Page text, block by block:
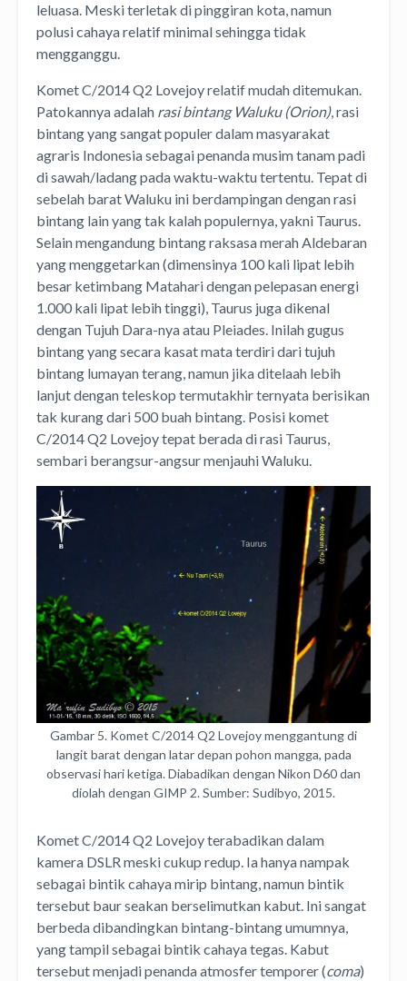
leluasa. Meski terletak di pinggiran kota, namun
polusi cahaya relatif minimal sehingga tidak
mengganggu.
Komet C/2014 Q2 Lovejoy relatif mudah ditemukan.
Patokannya adalah rasi bintang Waluku (Orion), rasi
bintang yang sangat populer dalam masyarakat
agraris Indonesia sebagai penanda musim tanam padi
di sawah/ladang pada waktu-waktu tertentu. Tepat di
sebelah barat Waluku ini berdampingan dengan rasi
bintang lain yang tak kalah populernya, yakni Taurus.
Selain mengandung bintang raksasa merah Aldebaran
yang menggetarkan (dimensinya 100 kali lipat lebih
besar ketimbang Matahari dengan pelepasan energi
1.000 kali lipat lebih tinggi), Taurus juga dikenal
dengan Tujuh Dara-nya atau Pleiades. Inilah gugus
bintang yang secara kasat mata terdiri dari tujuh
bintang lumayan terang, namun jika ditelaah lebih
lanjut dengan teleskop termutakhir ternyata berisikan
tak kurang dari 500 buah bintang. Posisi komet
C/2014 Q2 Lovejoy tepat berada di rasi Taurus,
sembari berangsur-angsur menjauhi Waluku.
Gambar 5. Komet C/2014 Q2 Lovejoy menggantung di
langit barat dengan latar depan pohon mangga, pada
observasi hari ketiga. Diabadikan dengan Nikon D60 dan
diolah dengan GIMP 2. Sumber: Sudibyo, 2015.
Komet C/2014 Q2 Lovejoy terabadikan dalam
kamera DSLR meski cukup redup. Ia hanya nampak
sebagai bintik cahaya mirip bintang, namun bintik
tersebut baur seakan berselimutkan kabut. Ini sangat
berbeda dibandingkan bintang-bintang umumnya,
yang tampil sebagai bintik cahaya tegas. Kabut
tersebut menjadi penanda atmosfer temporer (coma)